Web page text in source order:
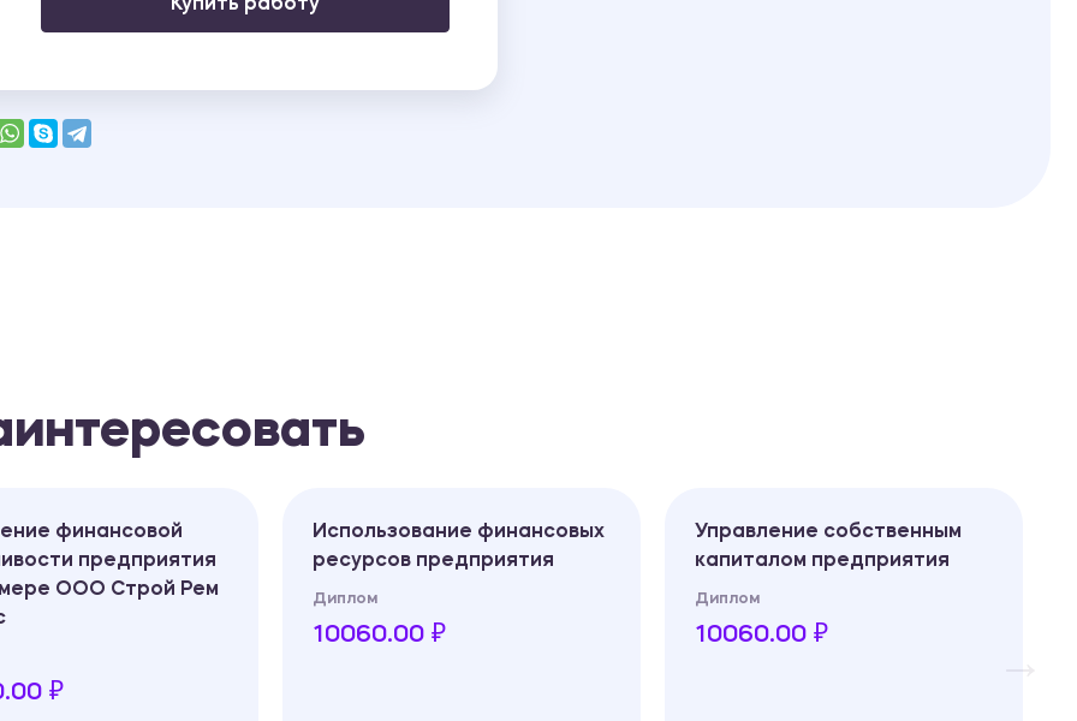
Купить работу
финансовой
предприятия
ООО Строй Рем
₽
Использование финансовых
ресурсов предприятия
Диплом
10060.00 ₽
Управление собственным
капиталом предприятия
Диплом
10060.00 ₽